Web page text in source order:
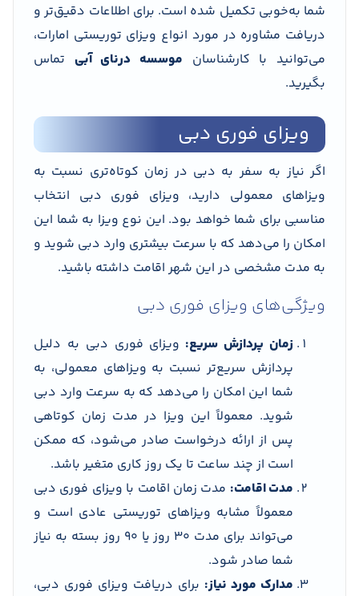
شما به‌خوبی تکمیل شده است. برای اطلاعات دقیق‌تر و
دریافت مشاوره در مورد انواع ویزای توریستی امارات،
می‌توانید با کارشناسان موسسه درنای آبی تماس
بگیرید.
ویزای فوری دبی
اگر نیاز به سفر به دبی در زمان کوتاه‌تری نسبت به
ویزاهای معمولی دارید، ویزای فوری دبی انتخاب
مناسبی برای شما خواهد بود. این نوع ویزا به شما این
امکان را می‌دهد که با سرعت بیشتری وارد دبی شوید و
به مدت مشخصی در این شهر اقامت داشته باشید.
ویژگی‌های ویزای فوری دبی
زمان پردازش سریع: ویزای فوری دبی به دلیل
پردازش سریع‌تر نسبت به ویزاهای معمولی، به
شما این امکان را می‌دهد که به سرعت وارد دبی
شوید. معمولاً این ویزا در مدت زمان کوتاهی
پس از ارائه درخواست صادر می‌شود، که ممکن
است از چند ساعت تا یک روز کاری متغیر باشد.
مدت اقامت: مدت زمان اقامت با ویزای فوری دبی
معمولاً مشابه ویزاهای توریستی عادی است و
می‌تواند برای مدت ۳۰ روز یا ۹۰ روز بسته به نیاز
شما صادر شود.
مدارک مورد نیاز: برای دریافت ویزای فوری دبی،